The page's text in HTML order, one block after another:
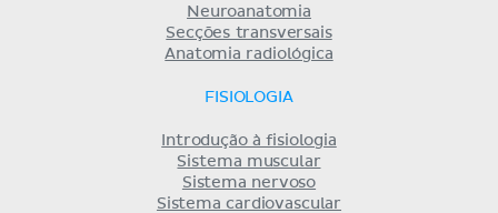
Neuroanatomia
Secções transversais
Anatomia radiológica
FISIOLOGIA
Introdução à fisiologia
Sistema muscular
Sistema nervoso
Sistema cardiovascular